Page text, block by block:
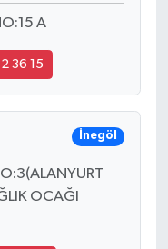
A
36 15
İnegöl
OCAĞI